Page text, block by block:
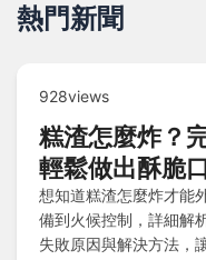
熱門新聞
928views
糕渣怎麼炸？
輕鬆做出酥脆
想知道糕渣怎麼炸才能
備到火候控制，詳細解
失敗原因與解決方法，